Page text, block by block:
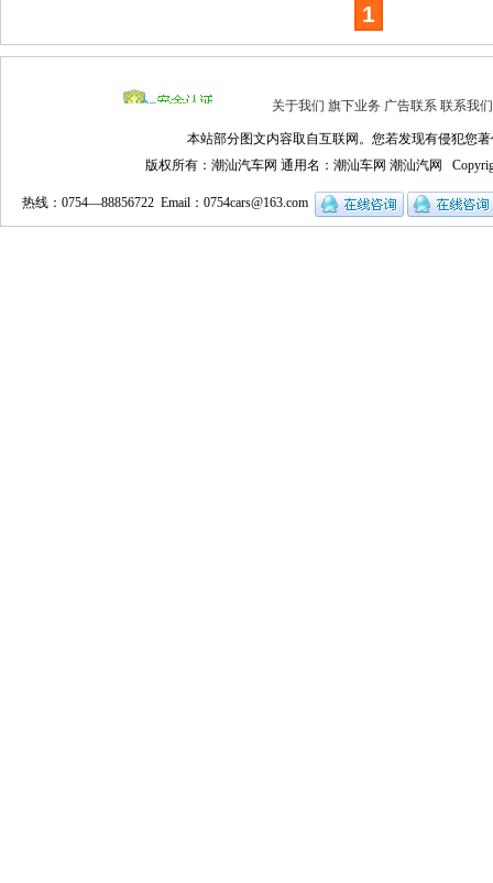
1
关于我们 旗下业务 广告联系 联系我们
本站部分图文内容取自互联网。您若发现有侵犯您
版权所有：潮汕汽车网 通用名：潮汕车网 潮汕汽网
热线：0754—88856722 Email： 0754cars@163.com